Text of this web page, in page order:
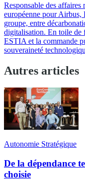
Responsable des affaires
européenne pour Airbus,
groupe, entre
digitalisation. En toile de
ESTIA et la commande
souveraineté
Autres articles
Autonomie Stratégique
De la dépendance
choisie